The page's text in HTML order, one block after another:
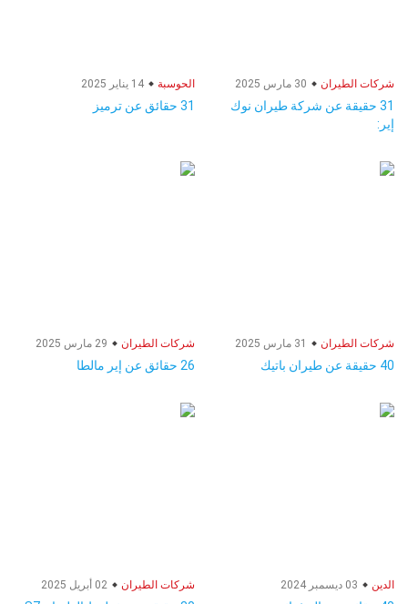
شركات الطيران
31 حقيقة عن شركة طيران نوك
إير:
الحوسبة
31 حقائق عن ترميز
شركات الطيران
40 حقيقة عن طيران باتيك
شركات الطيران
26 حقائق عن إير مالطا
الدين شركات الطيران